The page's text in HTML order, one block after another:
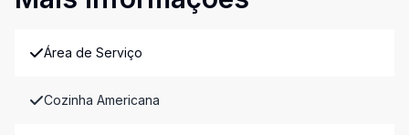
Área de Serviço
Cozinha Americana